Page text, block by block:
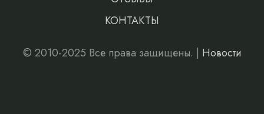
КОНТАКТЫ
© 2010-2025 Все права защищены. | Новости